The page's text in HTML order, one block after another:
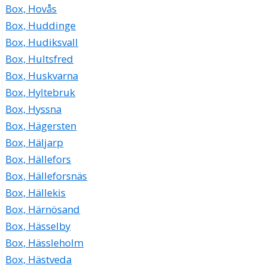
Box, Hovås
Box, Huddinge
Box, Hudiksvall
Box, Hultsfred
Box, Huskvarna
Box, Hyltebruk
Box, Hyssna
Box, Hägersten
Box, Häljarp
Box, Hällefors
Box, Hälleforsnäs
Box, Hällekis
Box, Härnösand
Box, Hässelby
Box, Hässleholm
Box, Hästveda